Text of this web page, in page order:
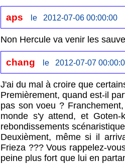
aps le 2012-07-06 00:00:00
Non Hercule va venir les
chang le 2012-07-07
J'ai du mal à croire que
Premièrement, quand est-il
pas son voeu ?
monde s'y attend, et
rebondissements
Deuxièment, même si il
Frieza ??? Vous rappelez-
peine plus fort que lui en